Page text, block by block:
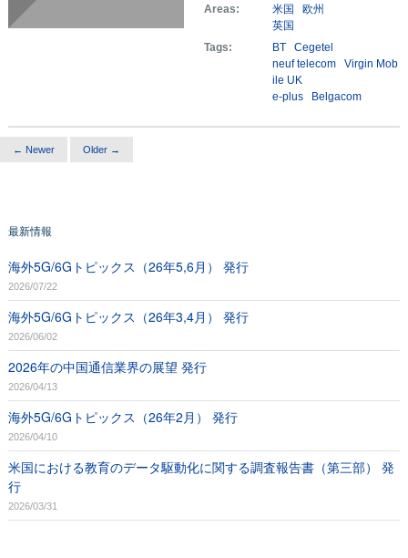
Areas:
米国
欧州
英国
Tags:
BT
Cegetel
neuf telecom
Virgin Mob
ile UK
e-plus
Belgacom
← Newer Older →
最新情報
海外5G/6Gトピックス（26年5,6月） 発行
2026/07/22
海外5G/6Gトピックス（26年3,4月） 発行
2026/06/02
2026年の中国通信業界の展望 発行
2026/04/13
海外5G/6Gトピックス（26年2月） 発行
2026/04/10
米国における教育のデータ駆動化に関する調査報告書（第三部） 発
行
2026/03/31